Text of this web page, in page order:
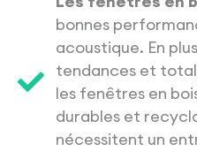
bonnes
acoustique. En
tendances et
les fenêtres en
durables et
nécessitent un